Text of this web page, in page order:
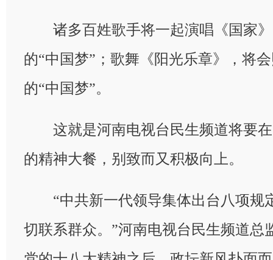
诸多百姓歌手将一起演唱《国家》
的“中国梦”；歌舞《阳光乐章》，将
的“中国梦”。
这就是河南电视台民生频道将要在
的精神大餐，别致而又积极向上。
“中共新一代领导集体出台八项规
切联系群众。”河南电视台民生频道总